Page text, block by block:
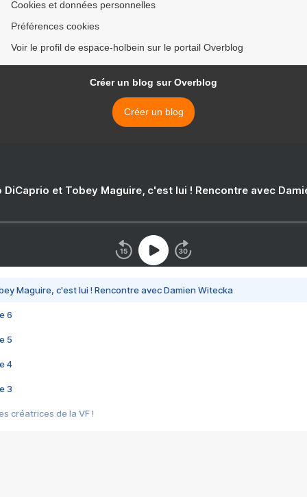
Cookies et données personnelles
Préférences cookies
Voir le profil de espace-holbein sur le portail Overblog
Créer un blog sur Overblog
Créer un blog
DiCaprio et Tobey Maguire, c'est lui ! Rencontre avec
Maguire, c'est lui ! Rencontre avec Damien Witecka
6
5
4
3
créatrices de la VF !